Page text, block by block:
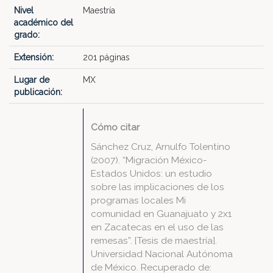
Nivel
académico del
grado:
Maestría
Extensión: 201 páginas
Lugar de
publicación:
MX
Cómo citar
Sánchez Cruz, Arnulfo Tolentino
(2007). “Migración México-
Estados Unidos: un estudio
sobre las implicaciones de los
programas locales Mi
comunidad en Guanajuato y 2x1
en Zacatecas en el uso de las
remesas”. [Tesis de maestría].
Universidad Nacional Autónoma
de México. Recuperado de: